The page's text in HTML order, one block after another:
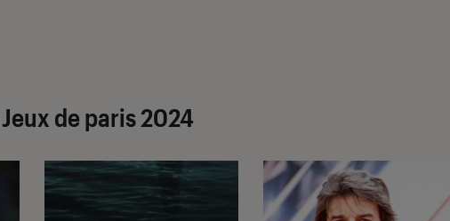
de paris 2024